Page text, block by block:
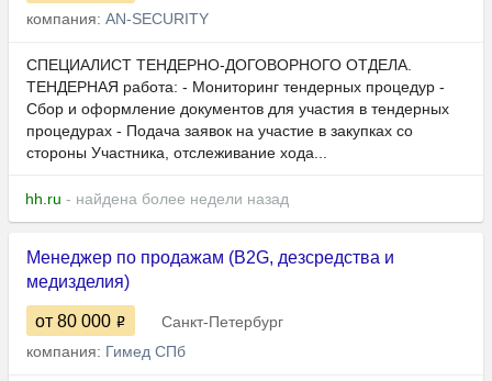
компания: AN-SECURITY
СПЕЦИАЛИСТ ТЕНДЕРНО-ДОГОВОРНОГО ОТДЕЛА.
ТЕНДЕРНАЯ работа: - Мониторинг тендерных процедур -
Сбор и оформление документов для участия в тендерных
процедурах - Подача заявок на участие в закупках со
стороны Участника, отслеживание хода...
hh.ru - найдена более недели назад
Менеджер по продажам (B2G, дезсредства и
медизделия)
от 80 000
Санкт-Петербург
компания: Гимед СПб